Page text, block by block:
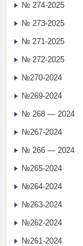
№ 274-2025
№ 273-2025
№ 271-2025
№ 272-2025
№270-2024
№269-2024
№ 268 — 2024
№267-2024
№ 266 — 2024
№265-2024
№264-2024
№263-2024
№262-2024
№261-2024